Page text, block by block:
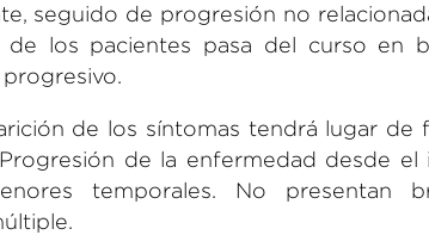
seguido de progresión no
los pacientes pasa del curso en
de los síntomas tendrá lugar de
de la enfermedad desde el
temporales. No presentan